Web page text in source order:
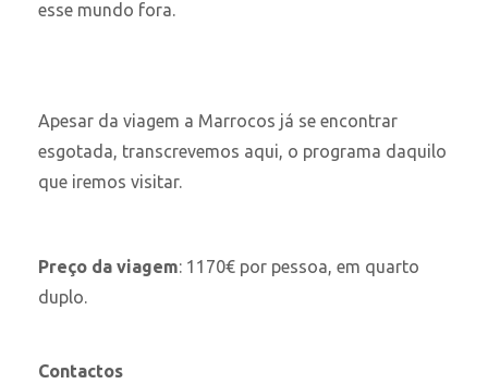
esse mundo fora.
Apesar da viagem a Marrocos já se encontrar
esgotada, transcrevemos aqui, o programa daquilo
que iremos visitar.
Preço da viagem: 1170€ por pessoa, em quarto
duplo.
Contactos